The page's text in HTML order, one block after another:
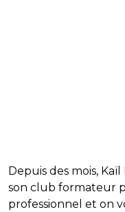
Depuis des mois,
son club formateur
professionnel et on